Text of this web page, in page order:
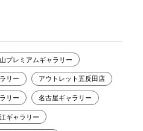
プレミアムギャラリー
リー アウトレット五反田店
リー 名古屋ギャラリー
ギャラリー